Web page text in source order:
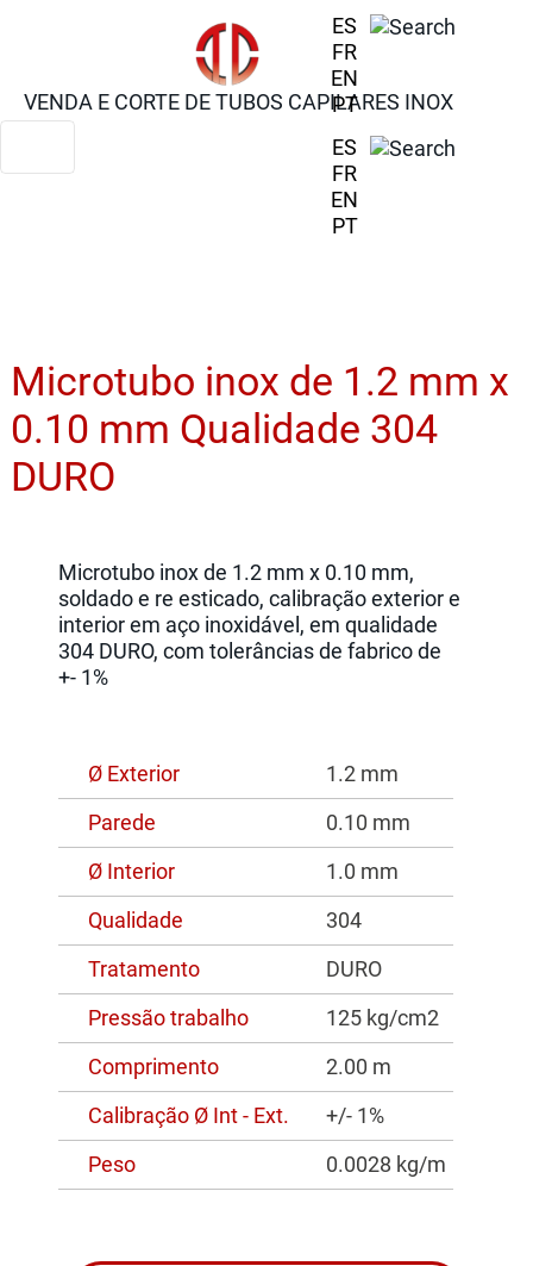
ES
FR
EN
PT
VENDA E CORTE DE TUBOS CAPILARES INOX
ES
FR
EN
PT
Microtubo inox de 1.2 mm x
0.10 mm Qualidade 304
DURO
Microtubo inox de 1.2 mm x 0.10 mm,
soldado e re esticado, calibração exterior e
interior em aço inoxidável, em qualidade
304 DURO, com tolerâncias de fabrico de
+- 1%
Ø Exterior
1.2 mm
Parede
0.10 mm
Ø Interior
1.0 mm
Qualidade
304
Tratamento
DURO
Pressão trabalho
125 kg/cm2
Comprimento
2.00 m
Calibração Ø Int - Ext.
+/- 1%
Peso
0.0028 kg/m